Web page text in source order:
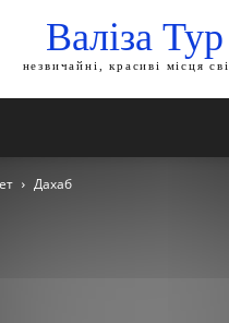
Валіза Тур
незвичайні, красиві місця
Дахаб